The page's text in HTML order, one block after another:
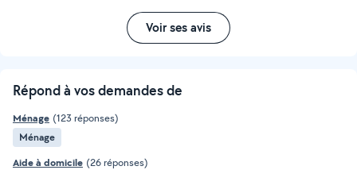
Voir ses avis
Répond à vos demandes de
Ménage (123 réponses)
Ménage
Aide à domicile (26 réponses)